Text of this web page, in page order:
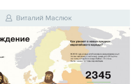
Виталий Маслюк